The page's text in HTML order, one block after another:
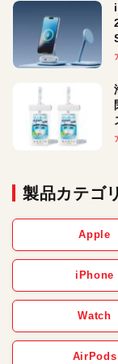
製品カテゴリ
Apple
iPhone
Watch
AirPods